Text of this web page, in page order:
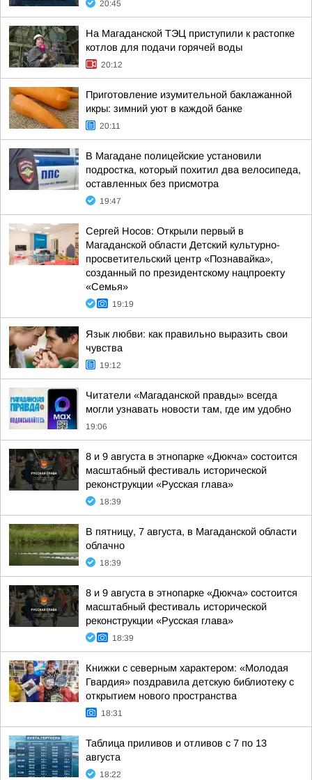
20:45
На Магаданской ТЭЦ приступили к растопке
котлов для подачи горячей воды
20:12
Приготовление изумительной баклажанной
икры: зимний уют в каждой банке
20:11
В Магадане полицейские установили
подростка, который похитил два велосипеда,
оставленных без присмотра
19:47
Сергей Носов: Открыли первый в
Магаданской области Детский культурно-
просветительский центр «Познавайка»,
созданный по президентскому нацпроекту
«Семья»
19:19
Язык любви: как правильно выразить свои
чувства
19:12
Читатели «Магаданской правды» всегда
могли узнавать новости там, где им удобно
19:06
8 и 9 августа в этнопарке «Дюкча» состоится
масштабный фестиваль исторической
реконструкции «Русская глава»
18:39
В пятницу, 7 августа, в Магаданской области
облачно
18:39
8 и 9 августа в этнопарке «Дюкча» состоится
масштабный фестиваль исторической
реконструкции «Русская глава»
18:39
Книжки с северным характером: «Молодая
Гвардия» поздравила детскую библиотеку с
открытием нового пространства
18:31
Таблица приливов и отливов с 7 по 13
августа
18:22